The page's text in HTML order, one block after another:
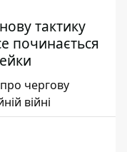
тактику
починається
чергову
війні